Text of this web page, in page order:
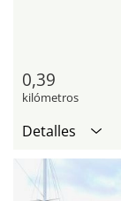
0,39
kilómetros
Detalles